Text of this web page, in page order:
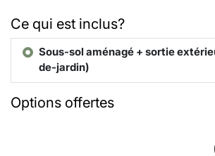
Ce qui est inclus?
Sous-sol aménagé + sortie
de-jardin)
Options offertes